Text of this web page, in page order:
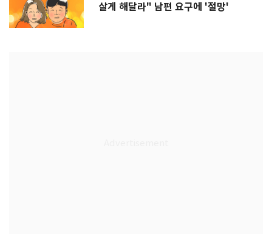
살게 해달라" 남편 요구에 '절망'